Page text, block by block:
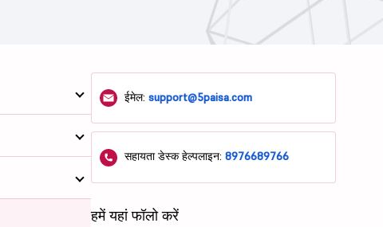
ईमेल:support@5paisa.com
सहायता डेस्क हेल्पलाइन:8976689766
हमें यहां फॉलो करें